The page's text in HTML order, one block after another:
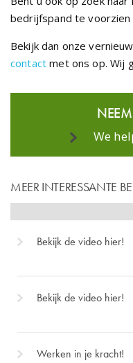
bedrijfspand te voorzien
Bekijk dan onze
contact met ons op. Wij
We
MEER INTERESSANTE
Bekijk de video hier!
Bekijk de video hier!
Werken in je kracht!